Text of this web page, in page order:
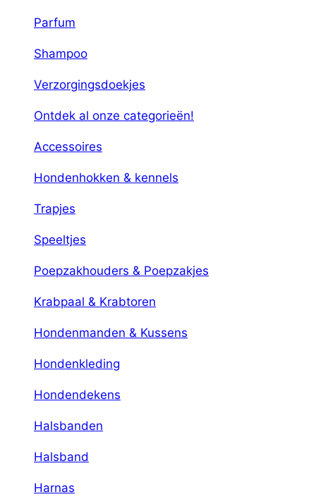
Parfum
Shampoo
Verzorgingsdoekjes
Ontdek al onze categorieën!
Accessoires
Hondenhokken & kennels
Trapjes
Speeltjes
Poepzakhouders & Poepzakjes
Krabpaal & Krabtoren
Hondenmanden & Kussens
Hondenkleding
Hondendekens
Halsbanden
Halsband
Harnas